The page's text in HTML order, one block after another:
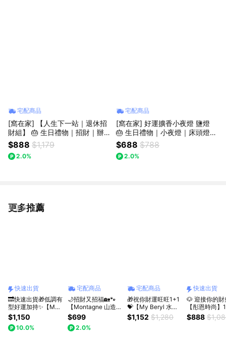
宅配商品
[窩在家] 【人生下一站｜退休招
財組】 🎂 生日禮物｜招財｜辦
公室｜實用｜同事｜上班族｜獅
子座｜七夕禮物｜父親節
$888 $1,179
2.0%
宅配商品
[窩在家] 好運擴香小夜燈 鹽燈
🎂 生日禮物｜小夜燈｜床頭燈｜
擴香｜香氛｜開運納福｜療癒｜
喬遷｜升遷升職｜開業開店｜閨
蜜｜同事｜獅子座｜七夕禮物｜
$688 $788
2.0%
更多推薦
看更多
快速出貨
🔜快速出貨🎁低調有
型好運加持✨【My
Beryl 水晶】虎眼石
x 金曜石 x 金曜貔貅
【曜虎聚財・玄貅鎮
$1,150
10.0%
宅配商品
🌙招財又招福🏡🐾
【Montagne 山造】
晶運招財貓｜四色可
選 粉水晶/綠東陵/白
水晶/黃水晶
$699
2.0%
宅配商品
🎁祝你財運旺旺1+1
💝【My Beryl 水
晶】鈦金 x 黃水晶 x
黑金超【金曜財域．
$1,152 $1,280
快速出貨
🐶 迎接你的財
【彤恩時尚】
晶✨晶柴(進財
3種組合 | 生
$888